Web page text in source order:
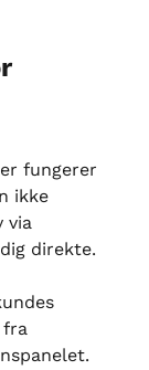
fungerer
ikke
via
direkte.
fra